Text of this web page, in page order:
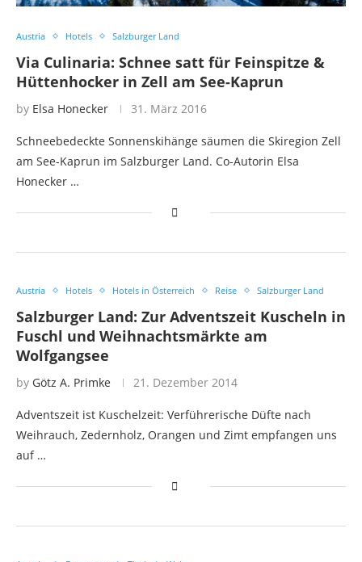
Austria Hotels Salzburger Land
Via Culinaria: Schnee satt für Feinspitze &
Hüttenhocker in Zell am See-Kaprun
by Elsa Honecker 31. März 2016
Schneebedeckte Sonnenskihänge säumen die Skiregion Zell
am See-Kaprun im Salzburger Land. Co-Autorin Elsa
Honecker …
Austria Hotels Hotels in Österreich Reise Salzburger Land
Salzburger Land: Zur Adventszeit Kuscheln in
Fuschl und Weihnachtsmärkte am
Wolfgangsee
by Götz A. Primke 21. Dezember 2014
Adventszeit ist Kuschelzeit: Verführerische Düfte nach
Weihrauch, Zedernholz, Orangen und Zimt empfangen uns
auf …